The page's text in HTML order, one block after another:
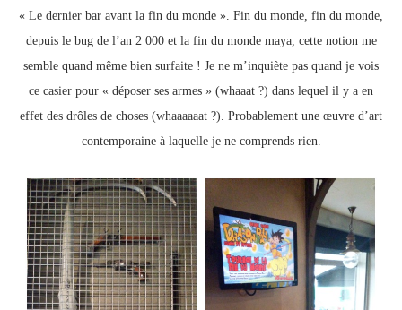
« Le dernier bar avant la fin du monde ». Fin du monde, fin du monde,
depuis le bug de l’an 2 000 et la fin du monde maya, cette notion me
semble quand même bien surfaite ! Je ne m’inquiète pas quand je vois
ce casier pour « déposer ses armes » (whaaat ?) dans lequel il y a en
effet des drôles de choses (whaaaaaat ?). Probablement une œuvre d’art
contemporaine à laquelle je ne comprends rien.